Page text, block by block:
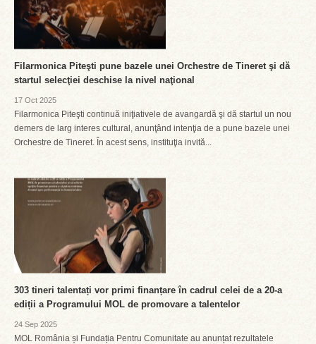
Filarmonica Piteşti pune bazele unei Orchestre de Tineret şi dă
startul selecţiei deschise la nivel naţional
17 Oct 2025
Filarmonica Piteşti continuă iniţiativele de avangardă şi dă startul un nou
demers de larg interes cultural, anunţând intenţia de a pune bazele unei
Orchestre de Tineret. În acest sens, instituţia invită...
303 tineri talentați vor primi finanțare în cadrul celei de a 20-a
ediții a Programului MOL de promovare a talentelor
24 Sep 2025
MOL România și Fundația Pentru Comunitate au anunțat rezultatele